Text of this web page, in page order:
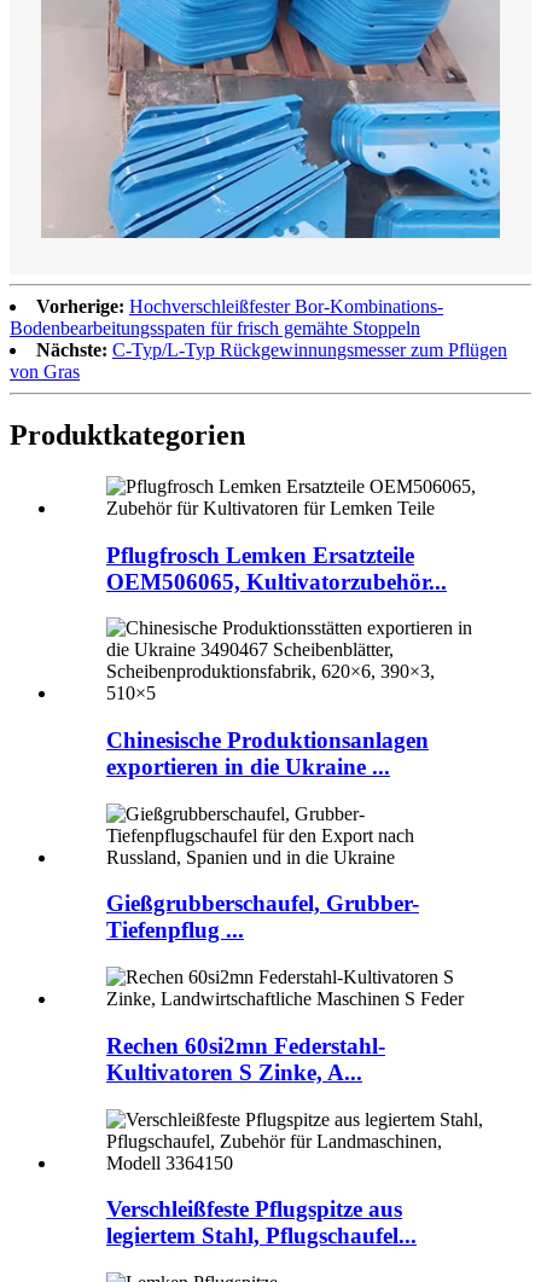
Vorherige: Hochverschleißfester Bor-Kombinations-
Bodenbearbeitungsspaten für frisch gemähte Stoppeln
Nächste: C-Typ/L-Typ Rückgewinnungsmesser zum Pflügen
von Gras
Produktkategorien
Pflugfrosch Lemken Ersatzteile
OEM506065, Kultivatorzubehör...
Chinesische Produktionsanlagen
exportieren in die Ukraine ...
Gießgrubberschaufel, Grubber-
Tiefenpflug ...
Rechen 60si2mn Federstahl-
Kultivatoren S Zinke, A...
Verschleißfeste Pflugspitze aus
legiertem Stahl, Pflugschaufel...